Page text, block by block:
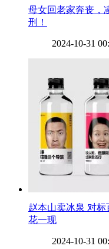
母女回老家奔丧，
刑！
2024-10-31
赵本山卖冰泉 对
花一现
2024-10-31